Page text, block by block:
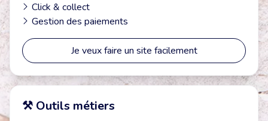
Click & collect
Gestion des paiements
Je veux faire un site facilement
⚒️ Outils métiers